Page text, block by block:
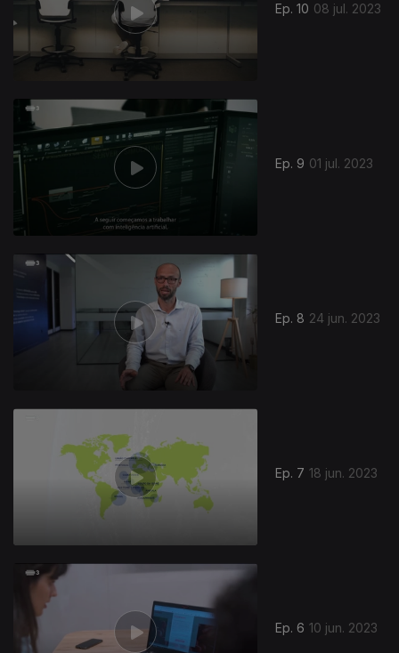
Ep. 10 08 jul. 2023
Ep. 9 01 jul. 2023
Ep. 8 24 jun. 2023
Ep. 7 18 jun. 2023
Ep. 6 10 jun. 2023